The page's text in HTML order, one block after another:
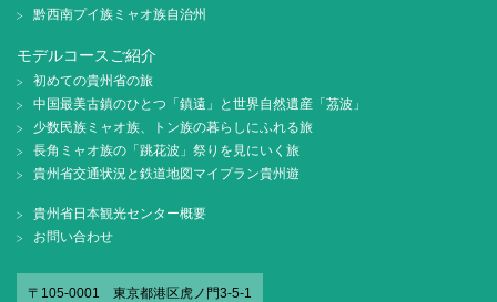
黔西南プイ族ミャオ族自治州
モデルコースご紹介
初めての貴州省の旅
中国最美古鎮のひとつ「鎮遠」と世界自然遺産「茘波」
少数民族ミャオ族、トン族の暮らしにふれる旅
長角ミャオ族の「跳花波」祭りを見にいく旅
貴州省交通状況と鉄道地図マイプラン貴州遊
貴州省日本観光センター概要
お問い合わせ
〒105-0001 東京都港区虎ノ門3-5-1